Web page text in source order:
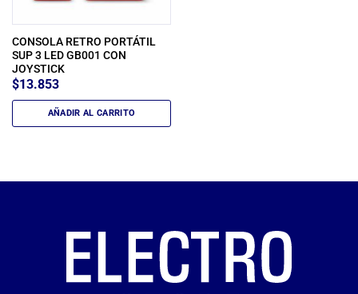
CONSOLA RETRO PORTÁTIL
SUP 3 LED GB001 CON
JOYSTICK
$13.853
AÑADIR AL CARRITO